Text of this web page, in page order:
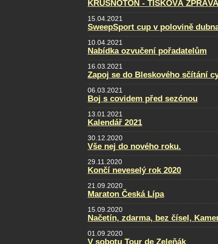
KRUŠNOTON - TISKOVÁ
15.04.2021
SweepSport cup v polovině
10.04.2021
Nabídka ozvučení pořadatelům
16.03.2021
Zapoj se do Bleskového sčítání
06.03.2021
Boj s covidem před sezónou
13.01.2021
Kalendář 2021
30.12.2020
Vše nej do nového roku.
29.11.2020
Končí neveselý rok 2020
21.09.2020
Maraton Česká Lípa
15.09.2020
Načetín, zdarma, bez čísel,
01.09.2020
V sobotu Tour de Zeleňák